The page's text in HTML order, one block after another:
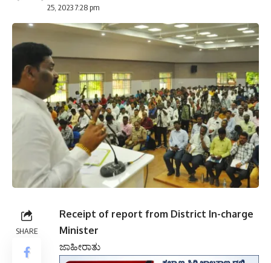
25, 2023 7:28 pm
SHARE
Receipt of report from District In-charge
Minister
ಜಾಹೀರಾತು